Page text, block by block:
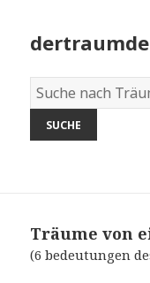
Wörterbuch
der
Träume:
Träume von
(6 bedeutungen